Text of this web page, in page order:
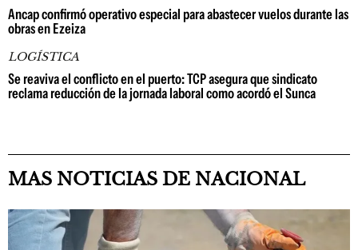
Ancap confirmó operativo especial para abastecer vuelos durante las
obras en Ezeiza
LOGÍSTICA
Se reaviva el conflicto en el puerto: TCP asegura que sindicato
reclama reducción de la jornada laboral como acordó el Sunca
MAS NOTICIAS DE NACIONAL